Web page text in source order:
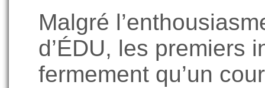
Malgré
d’ÉDU, les premiers
fermement qu’un